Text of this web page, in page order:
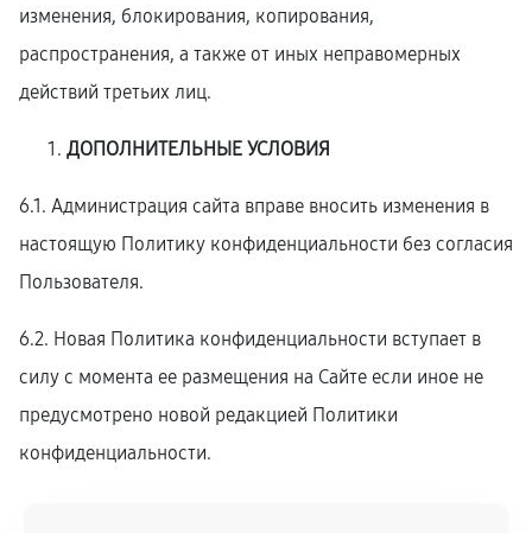
изменения, блокирования, копирования,
распространения, а также от иных неправомерных
действий третьих лиц.
ДОПОЛНИТЕЛЬНЫЕ УСЛОВИЯ
6.1. Администрация сайта вправе вносить изменения в
настоящую Политику конфиденциальности без согласия
Пользователя.
6.2. Новая Политика конфиденциальности вступает в
силу с момента ее размещения на Сайте если иное не
предусмотрено новой редакцией Политики
конфиденциальности.